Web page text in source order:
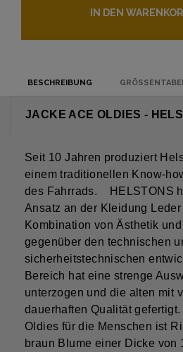
IN DEN
BESCHREIBUNG
JACKE ACE OLDIES -
Seit 10 Jahren produziert
einem traditionellen Know-
des Fahrrads. HELSTONS
Ansatz an der Kleidung
Kombination von Ästhetik
gegenüber den technischen
sicherheitstechnischen
Bereich hat eine strenge
unterzogen und die alten mit
dauerhaften Qualität
Oldies für die Menschen ist
braun Blume einer Dicke von